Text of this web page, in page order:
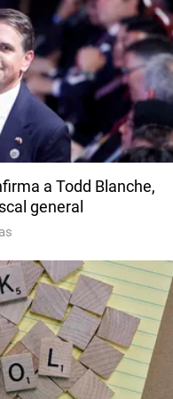
a Todd Blanche,
general